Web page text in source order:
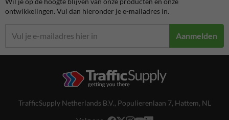
ontwikkelingen. Vul dan hieronder je e-mailadres in.
Aanmelden
TrafficSupply Netherlands B.V., Populierenlaan 7, Hattem, NL